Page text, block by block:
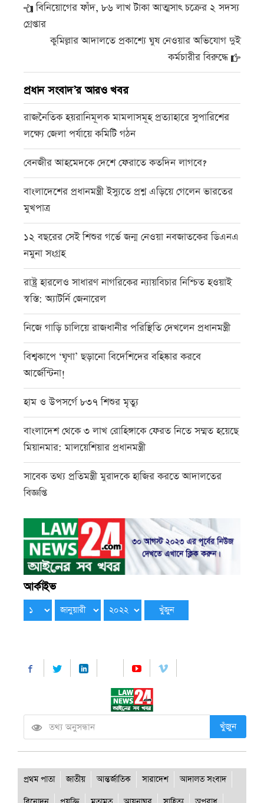
বিনিয়োগের ফাঁদ, ৮৬ লাখ টাকা আত্মসাৎ চক্রের ২ সদস্য
গ্রেপ্তার
কুমিল্লার আদালতে প্রকাশ্যে ঘুষ নেওয়ার অভিযোগ দুই
কর্মচারীর বিরুদ্ধে
প্রধান সংবাদ’র আরও খবর
রাজনৈতিক হয়রানিমূলক মামলাসমূহ প্রত্যাহারে সুপারিশের
লক্ষ্যে জেলা পর্যায়ে কমিটি গঠন
বেনজীর আহমেদকে দেশে ফেরাতে কতদিন লাগবে?
বাংলাদেশের প্রধানমন্ত্রী ইস্যুতে প্রশ্ন এড়িয়ে গেলেন ভারতের
মুখপাত্র
১২ বছরের সেই শিশুর গর্ভে জন্ম নেওয়া নবজাতকের ডিএনএ
নমুনা সংগ্রহ
রাষ্ট্র হারলেও সাধারণ নাগরিকের ন্যায়বিচার নিশ্চিত হওয়াই
স্বস্তি: অ্যাটর্নি জেনারেল
নিজে গাড়ি চালিয়ে রাজধানীর পরিস্থিতি দেখলেন প্রধানমন্ত্রী
বিশ্বকাপে ‘ঘৃণা’ ছড়ানো বিদেশিদের বহিষ্কার করবে
আর্জেন্টিনা!
হাম ও উপসর্গে ৮৩৭ শিশুর মৃত্যু
বাংলাদেশ থেকে ৩ লাখ রোহিঙ্গাকে ফেরত নিতে সম্মত হয়েছে
মিয়ানমার: মালয়েশিয়ার প্রধানমন্ত্রী
সাবেক তথ্য প্রতিমন্ত্রী মুরাদকে হাজির করতে আদালতের
বিজ্ঞপ্তি
আর্কাইভ
খুঁজুন
প্রথম পাতা জাতীয় আন্তর্জাতিক সারাদেশ
আদালত সংবাদ